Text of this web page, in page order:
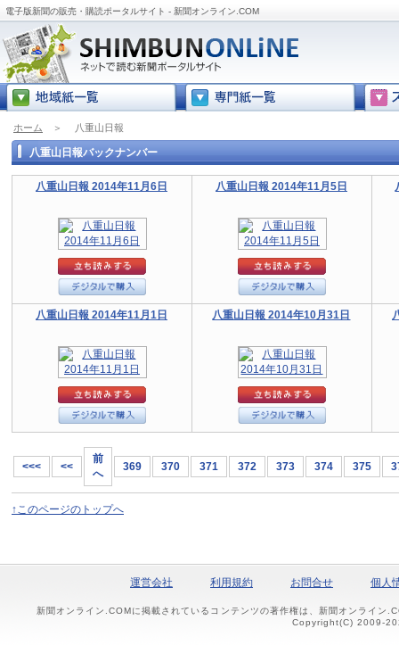
電子版新聞の販売・購読ポータルサイト - 新聞オンライン.COM
ホーム ＞ 八重山日報
八重山日報バックナンバー
八重山日報 2014年11月6日 八重山日報 2014年11月5日
八重山日報 2014年11月1日 八重山日報 2014年10月31日
<<< <<
前
へ
369 370 371 372 373 374 375
↑このページのトップへ
運営会社 利用規約 お問合せ 個人
新聞オンライン.COMに掲載されているコンテンツの著作権は、新聞オンライン
Copyright(C) 2009-